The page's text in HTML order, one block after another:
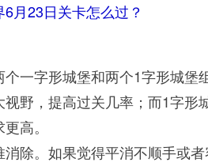
月23日关卡怎么过？
一字形城堡和两个1字形城
野，提高过关几率；而1字
高。
除。如果觉得平消不顺手或